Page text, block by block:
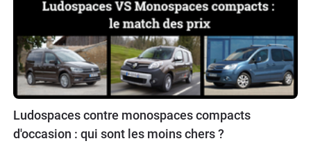
Ludospaces contre monospaces compacts
d'occasion : qui sont les moins chers ?